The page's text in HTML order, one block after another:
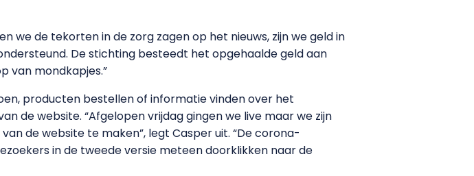
we de tekorten in de zorg zagen op het nieuws, zijn we geld in
De stichting besteedt het opgehaalde geld aan
van mondkapjes.”
producten bestellen of informatie vinden over het
de website. “Afgelopen vrijdag gingen we live maar we zijn
de website te maken”, legt Casper uit. “De corona-
in de tweede versie meteen doorklikken naar de